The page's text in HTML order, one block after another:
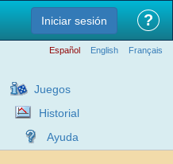
Iniciar sesión ?
Español English Français
Juegos
Historial
Ayuda